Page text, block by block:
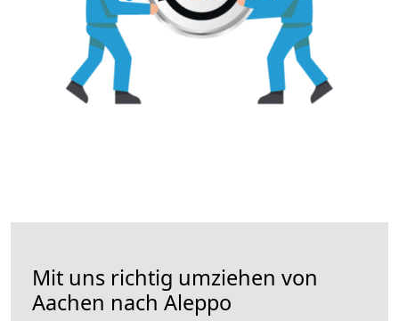
Mit uns richtig umziehen von
Aachen nach Aleppo